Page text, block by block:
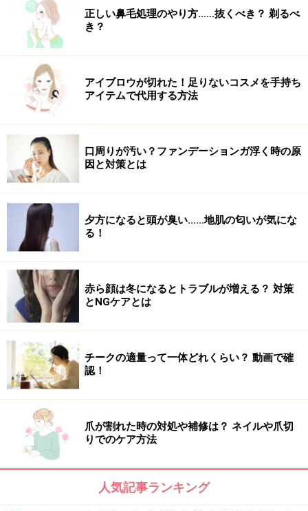
グで的確に染めてくれる話題のへアカラー専門店。スピ
ーディかつリーズナブルがコンセプト。カラー剤は地肌
や髪を傷めない最高級薬剤のウエラを使用。オートシャ
ンプー、セルフブローでほぼ1時間で施術終了。時間と
お金の節約にピッタリ！ 自由が丘、学芸大学、戸越銀座
に系列店あり。color lover（カラーラバー）三軒茶屋／
TEL：03-6453-2410 営業時間：9:00～20:00（最終受付
19:00）定休日：火曜
山本浩未さん プロフィール
さまざまなメディアで大人気のヘア＆メイクアップアー
ティスト。取り入れやすいメイクテクが、幅広い年代の
女性に支持される秘密。
・ 公式Twitterはこちら>>
・公式Facebookはこちら>>
※記事内容は執筆時点のものです。最新の内容をご確認くださ
い。
※個人の体質、また、誤った方法による実践に起因して肌荒れや
不調を引き起こす場合があります。実践の際には、必ず自身の体
質及び健康状態を十分に考慮し、正しい方法で行ってください。
また、全ての方への有効性を保証するものではありません。
正しい鼻毛処理のやり方……抜くべき？ 剃るべ
き？
アイブロウが切れた！足りないコスメを手持ち
アイテムで代用する方法
口周りが汚い？ファンデーションガ浮く時の原
因と対策とは
夕方になると頭が臭い……地肌の匂いが気にな
る！
赤ら顔は冬になるとトラブルが増える？ 対策
とNGケアとは
チークの適量って一体どれくらい？ 動画で確
認！
爪が割れた時の対処や補修は？ ネイルや爪切
りでのケア方法
人気記事ランキング